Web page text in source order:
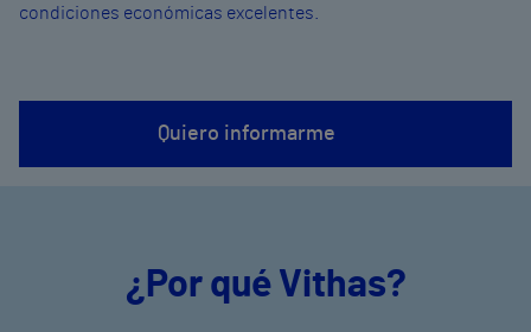
condiciones económicas excelentes.
Quiero informarme
¿Por qué Vithas?